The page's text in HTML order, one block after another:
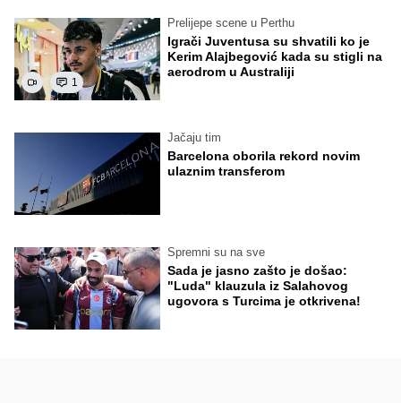
1
Prelijepe scene u Perthu
Igrači Juventusa su shvatili ko je
Kerim Alajbegović kada su stigli na
aerodrom u Australiji
Jačaju tim
Barcelona oborila rekord novim
ulaznim transferom
Spremni su na sve
Sada je jasno zašto je došao:
"Luda" klauzula iz Salahovog
ugovora s Turcima je otkrivena!